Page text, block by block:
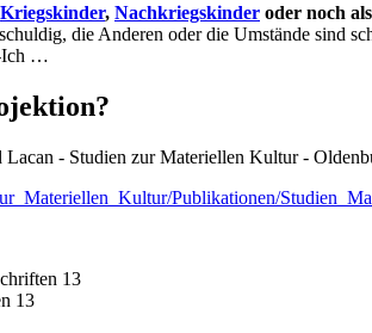
Kriegskinder, Nachkriegskinder oder noch als
die Anderen oder die Umstände sind
Ich …
- Studien zur Materiellen Kultur -
Publikationen/
13
13